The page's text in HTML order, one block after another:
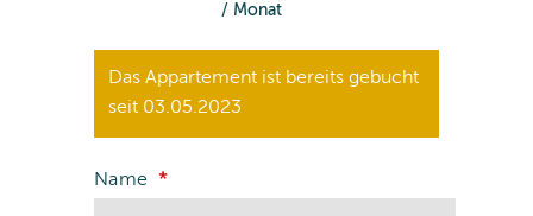
/ Monat
Das Appartement ist bereits gebucht
seit 03.05.2023
Name